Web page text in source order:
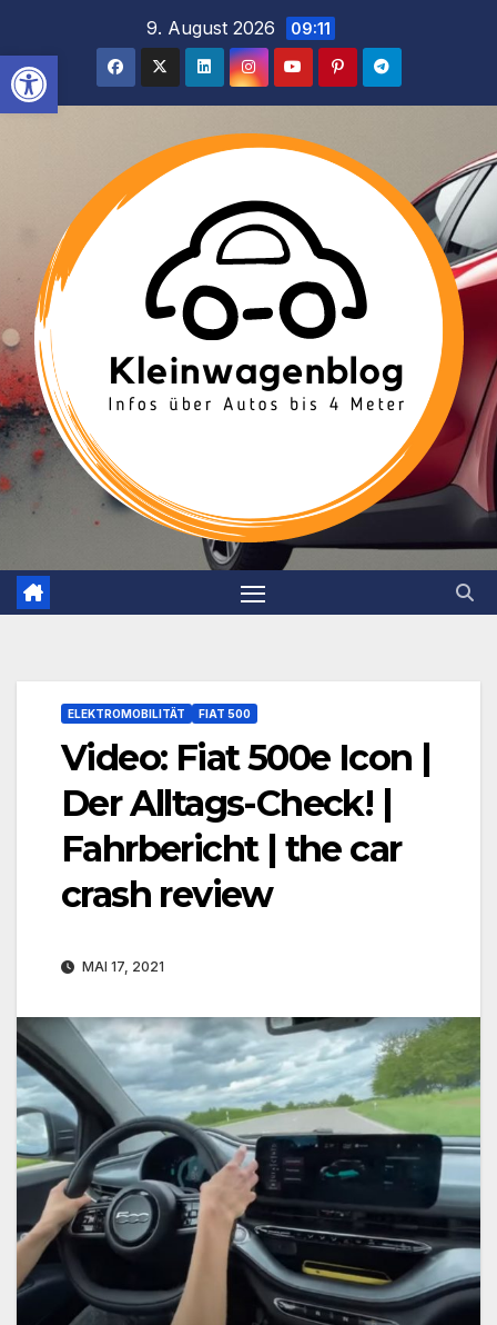
Werkzeugleiste öffnen
springen
9. August 2026 09:11
ELEKTROMOBILITÄT FIAT 500
Video: Fiat 500e Icon |
Der Alltags-Check! |
Fahrbericht | the car
crash review
MAI 17, 2021